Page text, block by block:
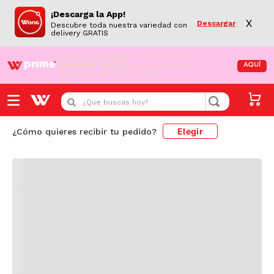
¡Descarga la App!
Descubre toda nuestra variedad con
delivery GRATIS
Descargar X
¡Aún no eres Wong Prime! Aprovecha el
DESPACHO GRATIS en tus compras de
supermercado desde S/79.90
AQUÍ
¿Que buscas hoy?
¿Cómo quieres recibir tu pedido? Elegir
Cargando comentarios...